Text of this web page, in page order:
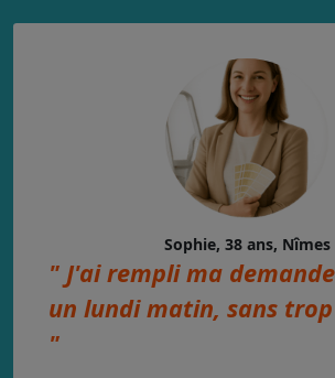
Sophie, 38 ans, Nîmes
" J'ai rempli ma
un lundi matin, sans
"